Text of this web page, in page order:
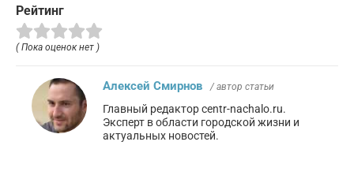
Рейтинг
( Пока оценок нет )
Алексей Смирнов / автор статьи
Главный редактор centr-nachalo.ru.
Эксперт в области городской жизни и
актуальных новостей.